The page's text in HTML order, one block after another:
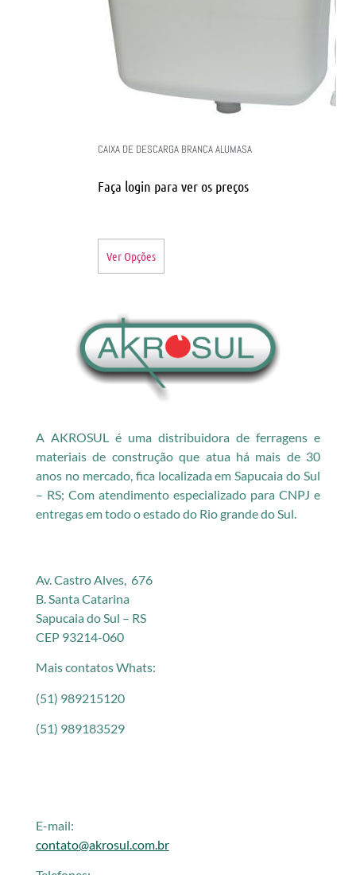
CAIXA DE DESCARGA BRANCA ALUMASA
Faça login para ver os preços
Ver Opções
A AKROSUL é uma distribuidora de ferragens e
materiais de construção que atua há mais de 30
anos no mercado, fica localizada em Sapucaia do Sul
– RS; Com atendimento especializado para CNPJ e
entregas em todo o estado do Rio grande do Sul.
Av. Castro Alves, 676
B. Santa Catarina
Sapucaia do Sul – RS
CEP 93214-060
Mais contatos Whats:
(51) 989215120
(51) 989183529
E-mail:
contato@akrosul.com.br